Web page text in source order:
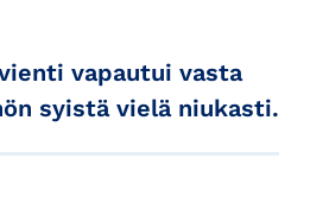
vapautui vasta
syistä vielä niukasti.